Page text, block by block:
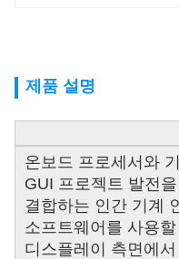
제품 설명
온보드 프로세서와
GUI 프로젝트 발전
결합하는 인간 기계
소프트웨어를 사용
디스플레이 측면에